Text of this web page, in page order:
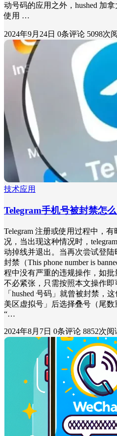
动号码的应用之外，hushed 加
使用 …
2024年9月24日 0条评论 5098次
技术应用
Telegram手机号被封禁怎
Telegram 注册或使用过程中，
况，当出现这种情况时，
动掉线并退出。当再次尝试登
封禁（This phone number is
程中没有严重的违规操作，如
不必紧张，只需按照本文操作即
「hushed 号码」就曾被封禁，
美区虚拟号」后选择叠号（尾数
“…
2024年8月7日 0条评论 8852次阅